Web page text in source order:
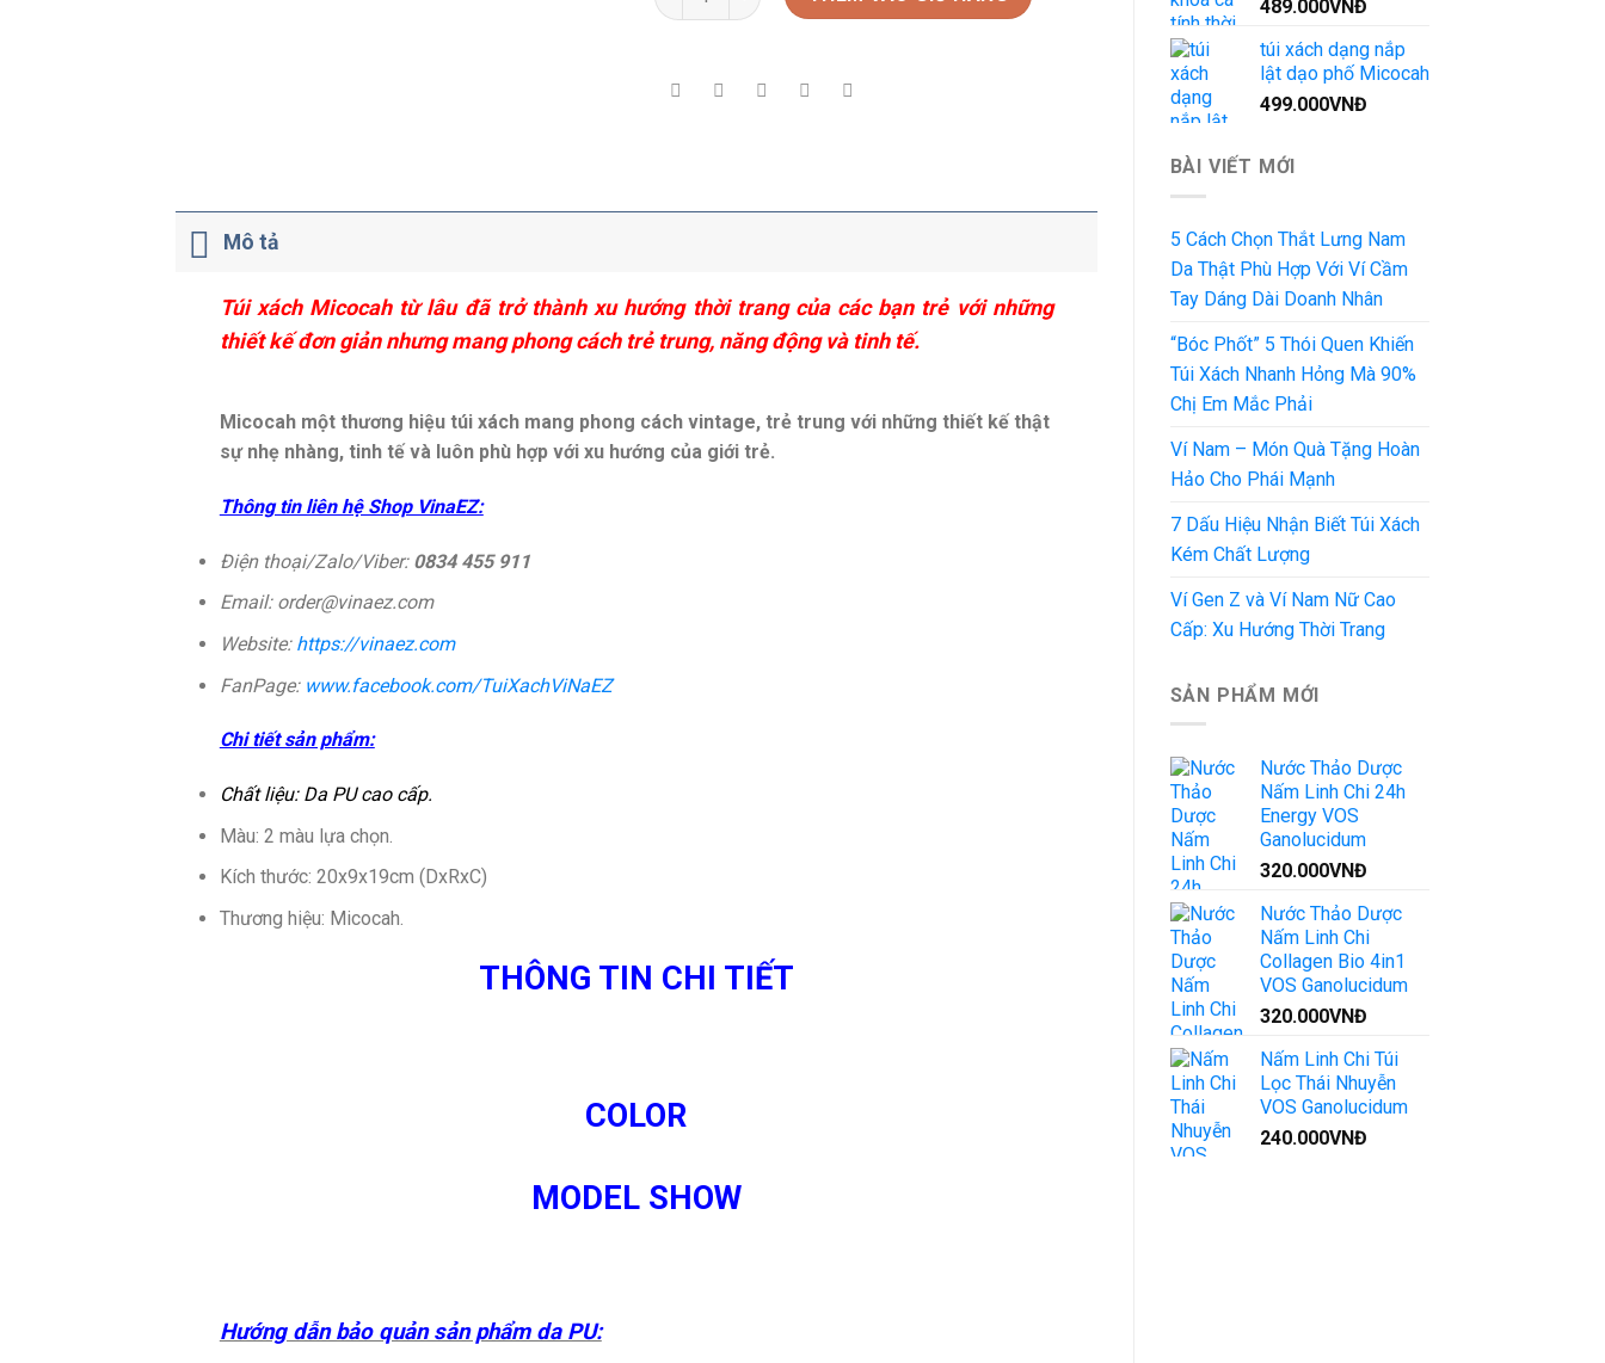
489.000VNĐ
túi xách dạng nắp
lật dạo phố Micocah
499.000VNĐ
BÀI VIẾT MỚI
5 Cách Chọn Thắt Lưng Nam
Da Thật Phù Hợp Với Ví Cầm
Tay Dáng Dài Doanh Nhân
“Bóc Phốt” 5 Thói Quen Khiến
Túi Xách Nhanh Hỏng Mà 90%
Chị Em Mắc Phải
Ví Nam – Món Quà Tặng Hoàn
Hảo Cho Phái Mạnh
7 Dấu Hiệu Nhận Biết Túi Xách
Kém Chất Lượng
Ví Gen Z và Ví Nam Nữ Cao
Cấp: Xu Hướng Thời Trang
SẢN PHẨM MỚI
Nước Thảo Dược
Nấm Linh Chi 24h
Energy VOS
Ganolucidum
320.000VNĐ
Nước Thảo Dược
Nấm Linh Chi
Collagen Bio 4in1
VOS Ganolucidum
320.000VNĐ
Nấm Linh Chi Túi
Lọc Thái Nhuyễn
VOS Ganolucidum
240.000VNĐ
Mô tả
Túi xách Micocah từ lâu đã trở thành xu hướng thời trang của các bạn trẻ với những
thiết kế đơn giản nhưng mang phong cách trẻ trung, năng động và tinh tế.
Micocah một thương hiệu túi xách mang phong cách vintage, trẻ trung với những thiết kế thật
sự nhẹ nhàng, tinh tế và luôn phù hợp với xu hướng của giới trẻ.
Thông tin liên hệ Shop VinaEZ:
Điện thoại/Zalo/Viber: 0834 455 911
Email: order@vinaez.com
Website: https://vinaez.com
FanPage: www.facebook.com/TuiXachViNaEZ
Chi tiết sản phẩm:
Chất liệu: Da PU cao cấp.
Màu: 2 màu lựa chọn.
Kích thước: 20x9x19cm (DxRxC)
Thương hiệu: Micocah.
THÔNG TIN CHI TIẾT
COLOR
MODEL SHOW
Hướng dẫn bảo quản sản phẩm da PU: